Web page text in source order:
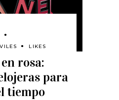
LIKES
rosa:
para
tiempo